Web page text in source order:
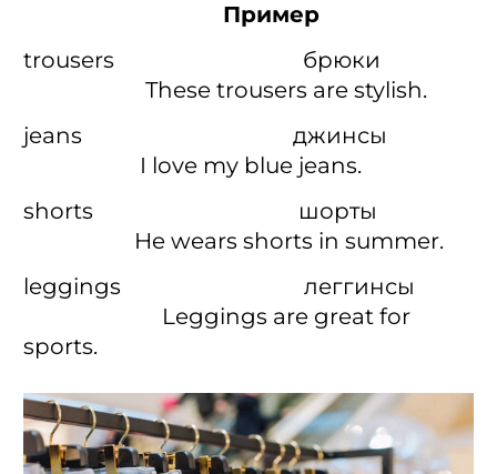
Пример
trousers брюки
These trousers are stylish.
jeans джинсы
I love my blue jeans.
shorts шорты
He wears shorts in summer.
leggings леггинсы
Leggings are great for
sports.